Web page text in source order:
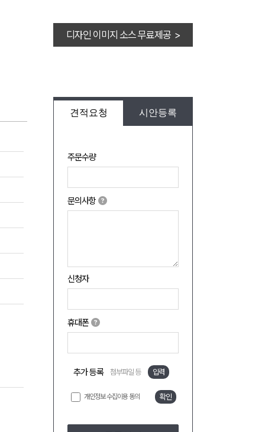
디자인 이미지 소스 무료제공 >
견적요청 시안등록
주문수량
문의사항
신청자
휴대폰
추가 등록 첨부파일 등 입력
개인정보 수집이용 동의 확인